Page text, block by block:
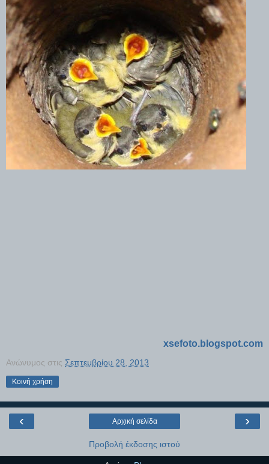
xsefoto.blogspot.com
Ανώνυμος στις Σεπτεμβρίου 28, 2013
Κοινή χρήση
‹ ›
Αρχική σελίδα
Προβολή έκδοσης ιστού